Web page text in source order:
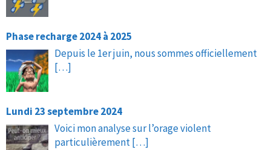
Phase recharge 2024 à 2025
Depuis le 1er juin, nous sommes officiellement
[…]
Lundi 23 septembre 2024
Voici mon analyse sur l’orage violent
particulièrement[…]